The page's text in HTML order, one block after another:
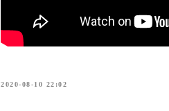
2020-08-10 22:02